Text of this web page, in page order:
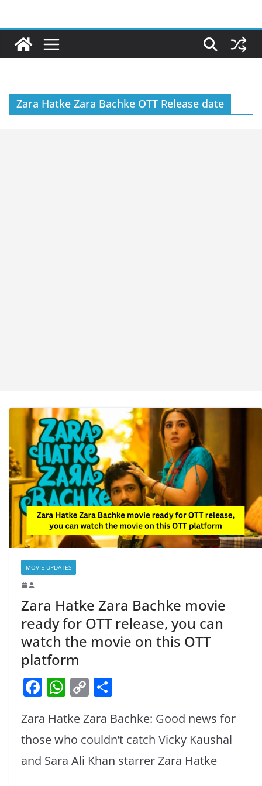
content
Zara Hatke Zara Bachke OTT Release date
MOVIE UPDATES
Zara Hatke Zara Bachke movie
ready for OTT release, you can
watch the movie on this OTT
platform
F
c
e
b
W
at
s
A
C
p
y
Li
ar
e
Zara Hatke Zara Bachke: Good news for
those who couldn’t catch Vicky Kaushal
and Sara Ali Khan starrer Zara Hatke